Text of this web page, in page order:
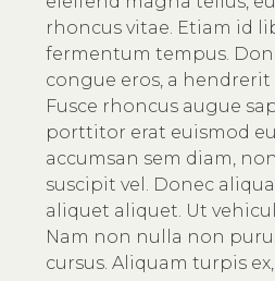
rhoncus vitae. Etiam id
fermentum tempus.
congue eros, a
Fusce rhoncus augue
porttitor erat euismod
accumsan sem diam,
suscipit vel. Donec
aliquet aliquet. Ut
Nam non nulla non
cursus. Aliquam turpis